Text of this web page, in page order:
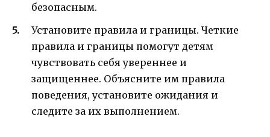
безопасным.
Установите правила и границы. Четкие
правила и границы помогут детям
чувствовать себя увереннее и
защищеннее. Объясните им правила
поведения, установите ожидания и
следите за их выполнением.